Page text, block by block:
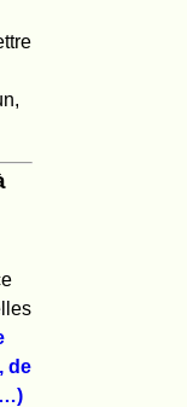
de